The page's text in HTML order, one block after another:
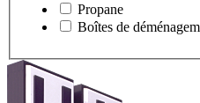
Propane
Boîtes de